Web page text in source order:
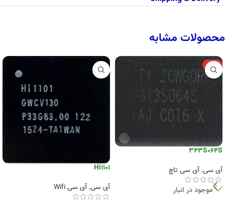
محصولات مشابه
-6%
343S064S
آی سی,آی سی تاچ
موجود در انبار
Hi1101
آی سی,آی سی Wifi